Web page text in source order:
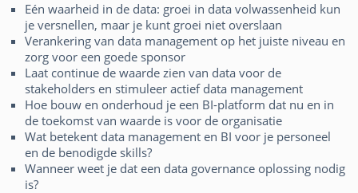
Eén waarheid in de data: groei in data volwassenheid kun
je versnellen, maar je kunt groei niet overslaan
Verankering van data management op het juiste niveau en
zorg voor een goede sponsor
Laat continue de waarde zien van data voor de
stakeholders en stimuleer actief data management
Hoe bouw en onderhoud je een BI-platform dat nu en in
de toekomst van waarde is voor de organisatie
Wat betekent data management en BI voor je personeel
en de benodigde skills?
Wanneer weet je dat een data governance oplossing nodig
is?